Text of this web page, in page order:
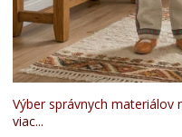
Výber správnych materiálov
viac...